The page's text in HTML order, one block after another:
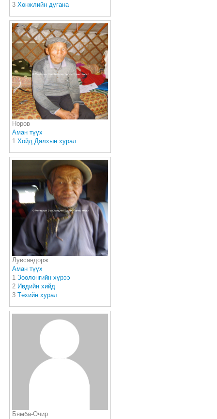
3 Хөнжлийн дугана
Норов
Аман түүх
1 Хойд Далхын хурал
Лувсандорж
Аман түүх
1 Зөөлөнгийн хүрээ
2 Ивдийн хийд
3 Төхийн хурал
Бямба-Очир